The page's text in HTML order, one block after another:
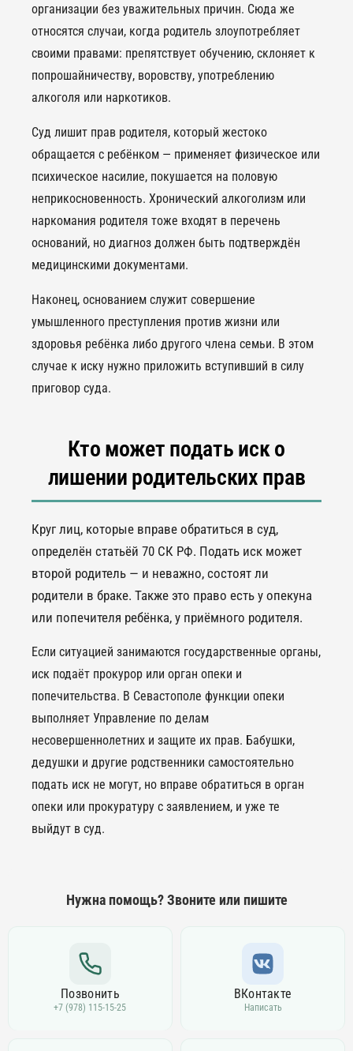
организации без уважительных причин. Сюда же
относятся случаи, когда родитель злоупотребляет
своими правами: препятствует обучению, склоняет к
попрошайничеству, воровству, употреблению
алкоголя или наркотиков.
Суд лишит прав родителя, который жестоко
обращается с ребёнком — применяет физическое или
психическое насилие, покушается на половую
неприкосновенность. Хронический алкоголизм или
наркомания родителя тоже входят в перечень
оснований, но диагноз должен быть подтверждён
медицинскими документами.
Наконец, основанием служит совершение
умышленного преступления против жизни или
здоровья ребёнка либо другого члена семьи. В этом
случае к иску нужно приложить вступивший в силу
приговор суда.
Кто может подать иск о
лишении родительских прав
Круг лиц, которые вправе обратиться в суд,
определён статьёй 70 СК РФ. Подать иск может
второй родитель — и неважно, состоят ли
родители в браке. Также это право есть у опекуна
или попечителя ребёнка, у приёмного родителя.
Если ситуацией занимаются государственные органы,
иск подаёт прокурор или орган опеки и
попечительства. В Севастополе функции опеки
выполняет Управление по делам
несовершеннолетних и защите их прав. Бабушки,
дедушки и другие родственники самостоятельно
подать иск не могут, но вправе обратиться в орган
опеки или прокуратуру с заявлением, и уже те
выйдут в суд.
Нужна помощь? Звоните или пишите
Позвонить
+7 (978) 115-15-25
ВКонтакте
Написать